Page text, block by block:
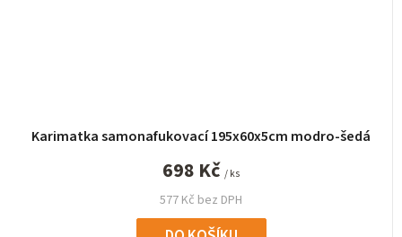
Karimatka samonafukovací 195x60x5cm modro-šedá
577 Kč bez DPH
698 Kč / ks